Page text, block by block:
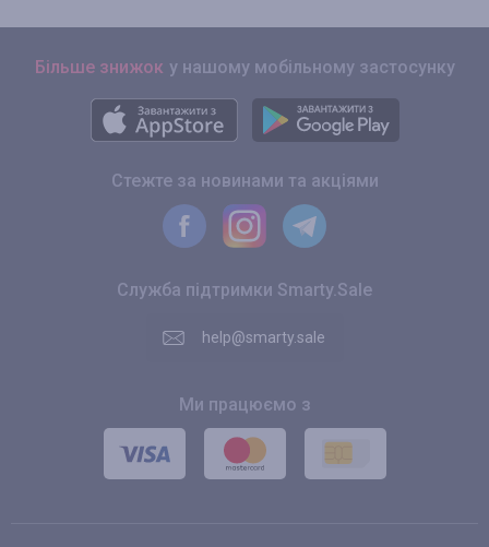
Більше знижок у нашому мобільному застосунку
Стежте за новинами та акціями
Служба підтримки Smarty.Sale
help@smarty.sale
Ми працюємо з